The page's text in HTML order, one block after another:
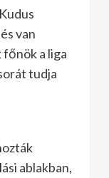
van
főnök a liga
tudja
ablakban,